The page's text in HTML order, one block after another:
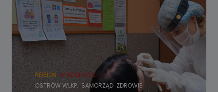
REGION WIADOMOŚCI
OSTRÓW WLKP. SAMORZĄD ZDROWIE